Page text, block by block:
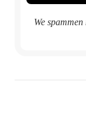
We